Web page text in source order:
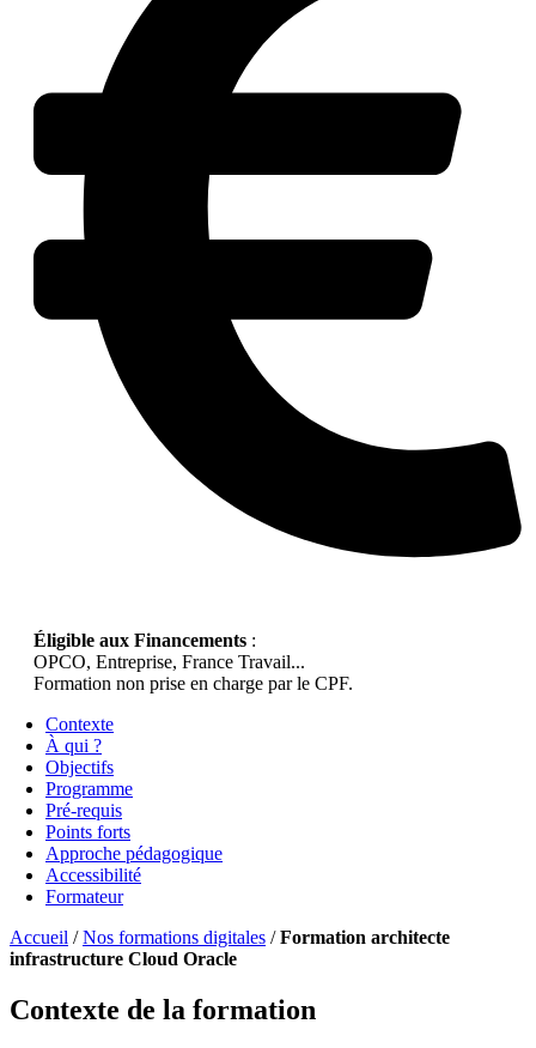
Éligible aux Financements :
OPCO, Entreprise, France Travail...
Formation non prise en charge par le CPF.
Contexte
À qui ?
Objectifs
Programme
Pré-requis
Points forts
Approche pédagogique
Accessibilité
Formateur
Accueil /Nos formations digitales /Formation architecte
infrastructure Cloud Oracle
Contexte de la formation